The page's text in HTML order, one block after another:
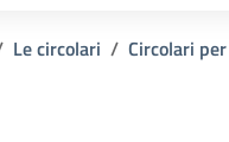
Le circolari Circolari